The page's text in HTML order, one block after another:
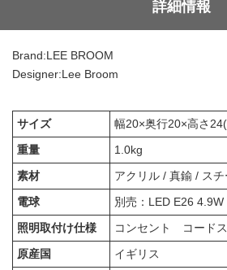
詳細情報
Brand:LEE BROOM
Designer:Lee Broom
サイズ
幅20×奥行20×高さ
重量
1.0kg
素材
アクリル / 真鍮 / スチ
電球
別売：LED E26 4.9W
照明取付け仕様
コンセント コード
原産国
イギリス